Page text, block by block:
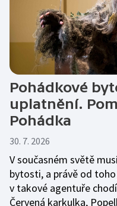
Pohádkové
uplatnění.
Pohádka
30. 7. 2026
V současném světě
bytosti, a právě od
v takové agentuře
Červená karkulka,